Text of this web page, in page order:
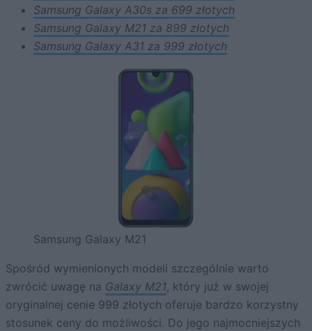
Samsung Galaxy A30s za 699 złotych
Samsung Galaxy M21 za 899 złotych
Samsung Galaxy A31 za 999 złotych
Samsung Galaxy M21
Spośród wymienionych modeli szczególnie warto
zwrócić uwagę na Galaxy M21, który już w swojej
oryginalnej cenie 999 złotych oferuje bardzo korzystny
stosunek ceny do możliwości. Do jego najmocniejszych